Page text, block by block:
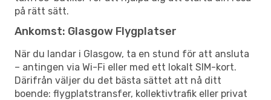
på rätt sätt.
Ankomst: Glasgow Flygplatser
När du landar i Glasgow, ta en stund för att ansluta
– antingen via Wi-Fi eller med ett lokalt SIM-kort.
Därifrån väljer du det bästa sättet att nå ditt
boende: flygplatstransfer, kollektivtrafik eller privat